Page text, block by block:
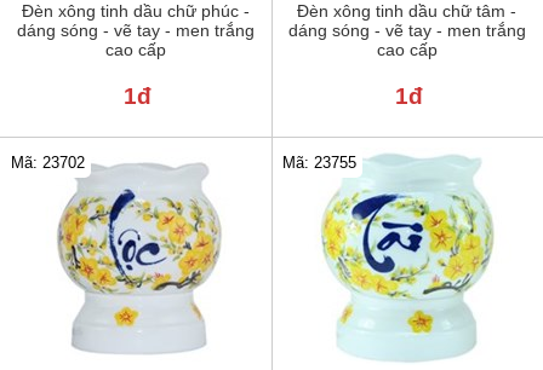
Đèn xông tinh dầu chữ phúc -
dáng sóng - vẽ tay - men trắng
cao cấp
1đ
Đèn xông tinh dầu chữ tâm -
dáng sóng - vẽ tay - men trắng
cao cấp
1đ
Mã: 23702 Mã: 23755